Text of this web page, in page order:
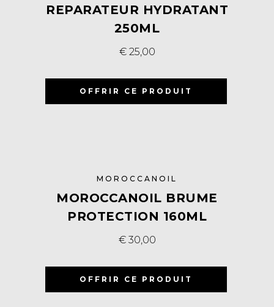
REPARATEUR HYDRATANT
250ML
€25,00
OFFRIR CE PRODUIT
MOROCCANOIL
MOROCCANOIL BRUME
PROTECTION 160ML
€30,00
OFFRIR CE PRODUIT